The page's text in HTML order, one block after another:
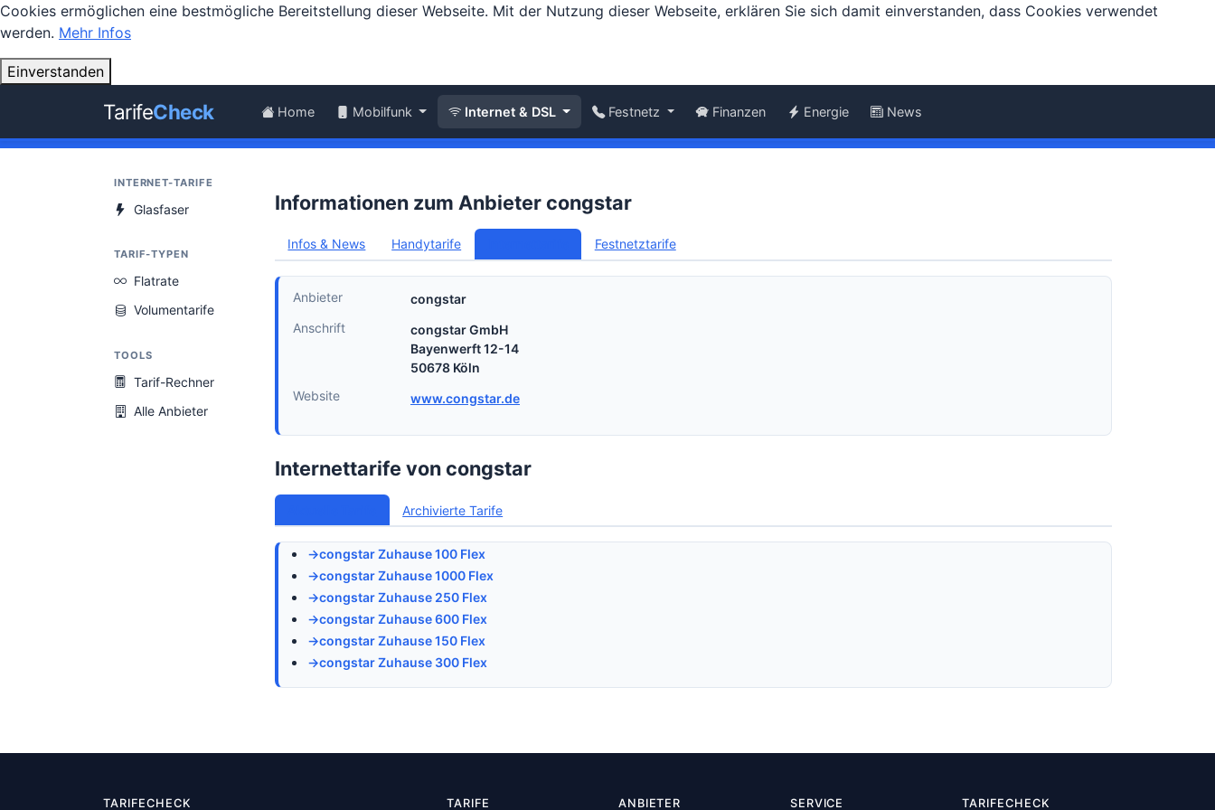
Cookies ermöglichen eine bestmögliche Bereitstellung dieser Webseite. Mit der Nutzung dieser Webseite, erklären Sie sich damit einverstanden, dass Cookies verwendet
werden. Mehr Infos
Einverstanden
TarifeCheck Home Mobilfunk Internet & DSL Festnetz Finanzen Energie News
INTERNET-TARIFE
Glasfaser
TARIF-TYPEN
Flatrate
Volumentarife
TOOLS
Tarif-Rechner
Alle Anbieter
Informationen zum Anbieter congstar
Infos & News Handytarife Festnetztarife
Anbieter
congstar
Anschrift
congstar GmbH
Bayenwerft 12-14
50678 Köln
Website
www.congstar.de
Internettarife von congstar
Archivierte Tarife
congstar Zuhause 100 Flex
congstar Zuhause 1000 Flex
congstar Zuhause 250 Flex
congstar Zuhause 600 Flex
congstar Zuhause 150 Flex
congstar Zuhause 300 Flex
TARIFECHECK TARIFE ANBIETER SERVICE TARIFECHECK